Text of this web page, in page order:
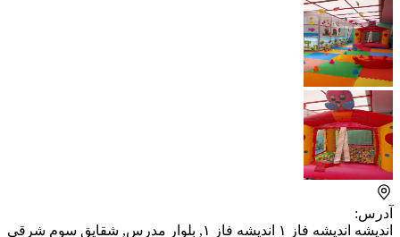
آدرس:
اندیشه اندیشه فاز ۱ اندیشه فاز ۱, بلوار مدرس, شقایق سوم شرقی